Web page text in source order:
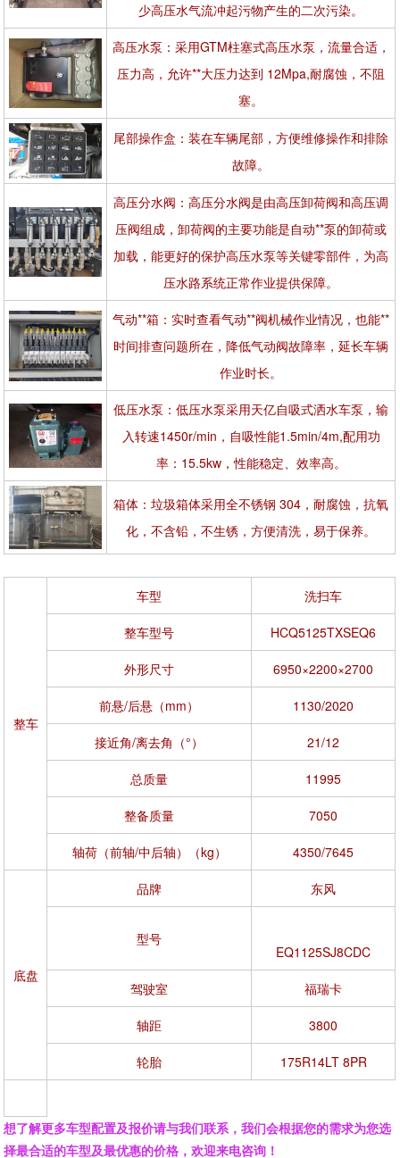
少高压水气流冲起污物产生的二次污染。
高压水泵：采用GTM柱塞式高压水泵，流量合适，
压力高，允许**大压力达到 12Mpa,耐腐蚀，不阻
塞。
尾部操作盒：装在车辆尾部，方便维修操作和排除
故障。
高压分水阀：高压分水阀是由高压卸荷阀和高压调
压阀组成，卸荷阀的主要功能是自动**泵的卸荷或
加载，能更好的保护高压水泵等关键零部件，为高
压水路系统正常作业提供保障。
气动**箱：实时查看气动**阀机械作业情况，也能**
时间排查问题所在，降低气动阀故障率，延长车辆
作业时长。
低压水泵：低压水泵采用天亿自吸式洒水车泵，输
入转速1450r/min，自吸性能1.5min/4m,配用功
率：15.5kw，性能稳定、效率高。
箱体：垃圾箱体采用全不锈钢 304，耐腐蚀，抗氧
化，不含铅，不生锈，方便清洗，易于保养。
整车
车型 洗扫车
整车型号 HCQ5125TXSEQ6
外形尺寸 6950×2200×2700
前悬/后悬（mm） 1130/2020
接近角/离去角（°） 21/12
总质量 11995
整备质量 7050
轴荷（前轴/中后轴）（kg） 4350/7645
底盘
品牌 东风
型号
EQ1125SJ8CDC
驾驶室 福瑞卡
轴距 3800
轮胎 175R14LT 8PR
想了解更多车型配置及报价请与我们联系，我们会根据您的需求为您选
择最合适的车型及最优惠的价格，欢迎来电咨询！